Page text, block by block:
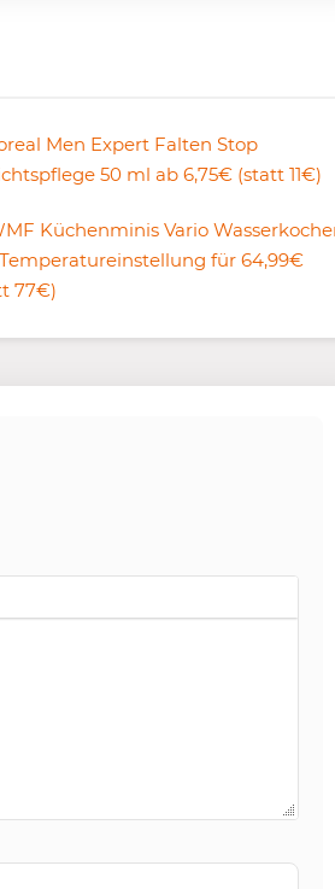
Men Expert Falten Stop
50 ml ab 6,75€ (statt 11€)
Küchenminis Vario
für 64,99€
77€)